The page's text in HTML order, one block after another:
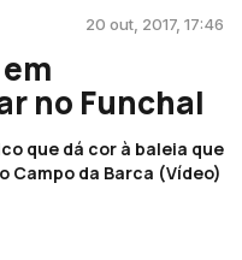
20 out, 2017, 17:46
no Funchal
que dá cor à baleia que
Campo da Barca (Vídeo)